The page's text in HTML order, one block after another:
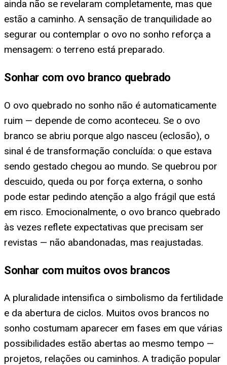
ainda não se revelaram completamente, mas que
estão a caminho. A sensação de tranquilidade ao
segurar ou contemplar o ovo no sonho reforça a
mensagem: o terreno está preparado.
Sonhar com ovo branco quebrado
O ovo quebrado no sonho não é automaticamente
ruim — depende de como aconteceu. Se o ovo
branco se abriu porque algo nasceu (eclosão), o
sinal é de transformação concluída: o que estava
sendo gestado chegou ao mundo. Se quebrou por
descuido, queda ou por força externa, o sonho
pode estar pedindo atenção a algo frágil que está
em risco. Emocionalmente, o ovo branco quebrado
às vezes reflete expectativas que precisam ser
revistas — não abandonadas, mas reajustadas.
Sonhar com muitos ovos brancos
A pluralidade intensifica o simbolismo da fertilidade
e da abertura de ciclos. Muitos ovos brancos no
sonho costumam aparecer em fases em que várias
possibilidades estão abertas ao mesmo tempo —
projetos, relações ou caminhos. A tradição popular